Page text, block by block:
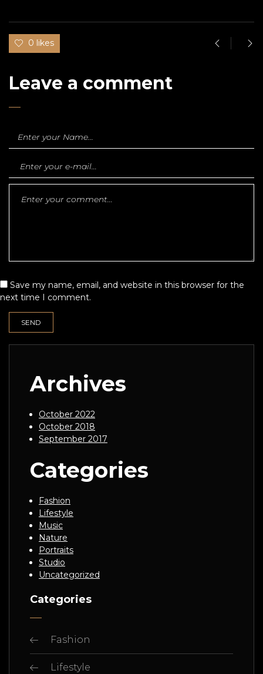
0 likes
Leave a comment
Save my name, email, and website in this browser for the
next time I comment.
Archives
October 2022
October 2018
September 2017
Categories
Fashion
Lifestyle
Music
Nature
Portraits
Studio
Uncategorized
Categories
Fashion
Lifestyle